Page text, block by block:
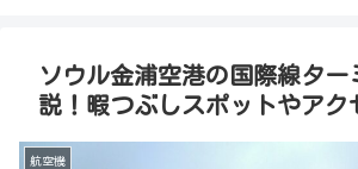
ソウル金浦空港の国際線ター
説！暇つぶしスポットやアク
航空機